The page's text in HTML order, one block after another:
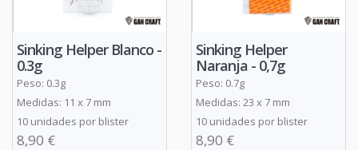
Sinking Helper Blanco -
0.3g
Peso: 0.3g
Medidas: 11 x 7 mm
10 unidades por blister
8,90 €
Sinking Helper
Naranja - 0,7g
Peso: 0.7g
Medidas: 23 x 7 mm
10 unidades por blister
8,90 €